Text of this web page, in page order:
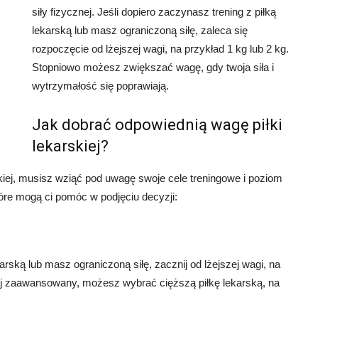
siły fizycznej. Jeśli dopiero zaczynasz trening z piłką
lekarską lub masz ograniczoną siłę, zaleca się
rozpoczęcie od lżejszej wagi, na przykład 1 kg lub 2 kg.
Stopniowo możesz zwiększać wagę, gdy twoja siła i
wytrzymałość się poprawiają.
Jak dobrać odpowiednią wagę piłki
lekarskiej?
musisz wziąć pod uwagę swoje cele treningowe i poziom
mogą ci pomóc w podjęciu decyzji:
lub masz ograniczoną siłę, zacznij od lżejszej wagi, na
zaawansowany, możesz wybrać cięższą piłkę lekarską, na